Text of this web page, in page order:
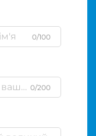
0/100
0/200